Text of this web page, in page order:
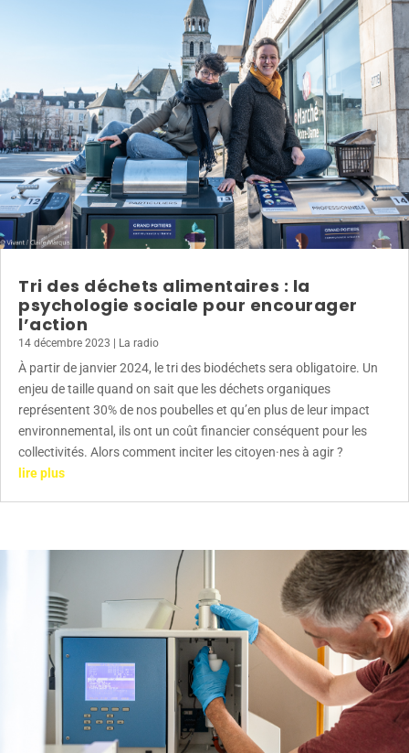
Tri des déchets alimentaires : la
psychologie sociale pour encourager
l’action
14 décembre 2023 La radio
À partir de janvier 2024, le tri des biodéchets sera obligatoire. Un
enjeu de taille quand on sait que les déchets organiques
représentent 30% de nos poubelles et qu’en plus de leur impact
environnemental, ils ont un coût financier conséquent pour les
collectivités. Alors comment inciter les citoyen·nes à agir ?
lire plus